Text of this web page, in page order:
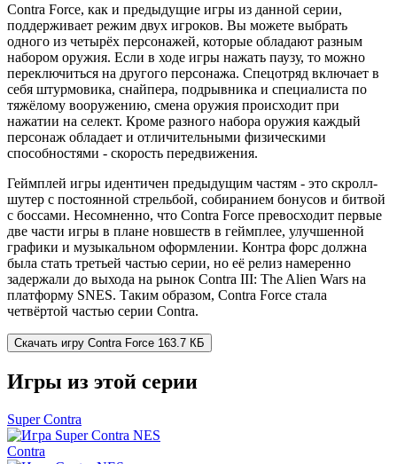
Contra Force, как и предыдущие игры из данной серии,
поддерживает режим двух игроков. Вы можете выбрать
одного из четырёх персонажей, которые обладают разным
набором оружия. Если в ходе игры нажать паузу, то можно
переключиться на другого персонажа. Спецотряд включает в
себя штурмовика, снайпера, подрывника и специалиста по
тяжёлому вооружению, смена оружия происходит при
нажатии на селект. Кроме разного набора оружия каждый
персонаж обладает и отличительными физическими
способностями - скорость передвижения.
Геймплей игры идентичен предыдущим частям - это скролл-
шутер с постоянной стрельбой, собиранием бонусов и битвой
с боссами. Несомненно, что Contra Force превосходит первые
две части игры в плане новшеств в геймплее, улучшенной
графики и музыкальном оформлении. Контра форс должна
была стать третьей частью серии, но её релиз намеренно
задержали до выхода на рынок Contra III: The Alien Wars на
платформу SNES. Таким образом, Contra Force стала
четвёртой частью серии Contra.
Скачать игру Contra Force 163.7 КБ
Игры из этой серии
Super Contra
Contra